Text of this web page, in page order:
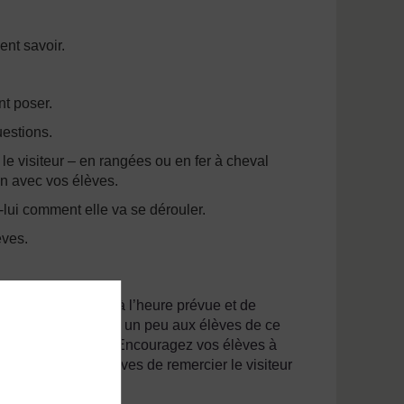
savoir.
poser.
visiteur – en rangées ou en fer à cheval
avec vos élèves.
comment elle va se dérouler.
de l’école à l’heure prévue et de
et laissez-le parler un peu aux élèves de ce
c’est approprié. Encouragez vos élèves à
à l’un de vos élèves de remercier le visiteur